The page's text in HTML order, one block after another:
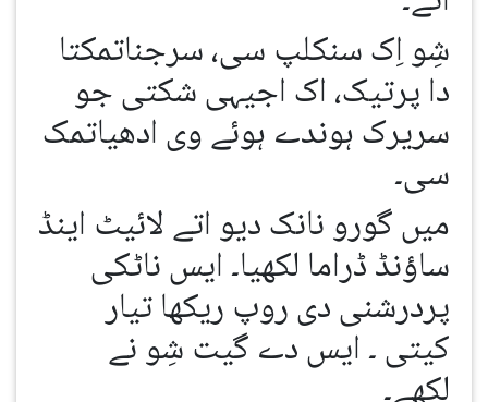
شِو اِک سنکلپ سی، سرجناتمکتا
دا پرتیک، اک اجیہی شکتی جو
سریرک ہوندے ہوئے وی ادھیاتمک
سی۔
میں گورو نانک دیو اتے لائیٹ اینڈ
ساؤنڈ ڈراما لکھیا۔ ایس ناٹکی
پردرشنی دی روپ ریکھا تیار
کیتی ۔ ایس دے گیت شِو نے